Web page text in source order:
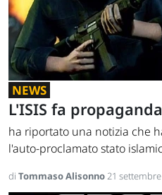
NEWS
L'ISIS fa
ha riportato una notizia che
l'auto-proclamato stato
di Tommaso Alisonno21